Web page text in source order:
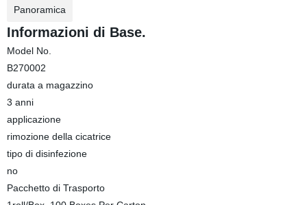
Panoramica
Informazioni di Base.
Model No.
B270002
durata a magazzino
3 anni
applicazione
rimozione della cicatrice
tipo di disinfezione
no
Pacchetto di Trasporto